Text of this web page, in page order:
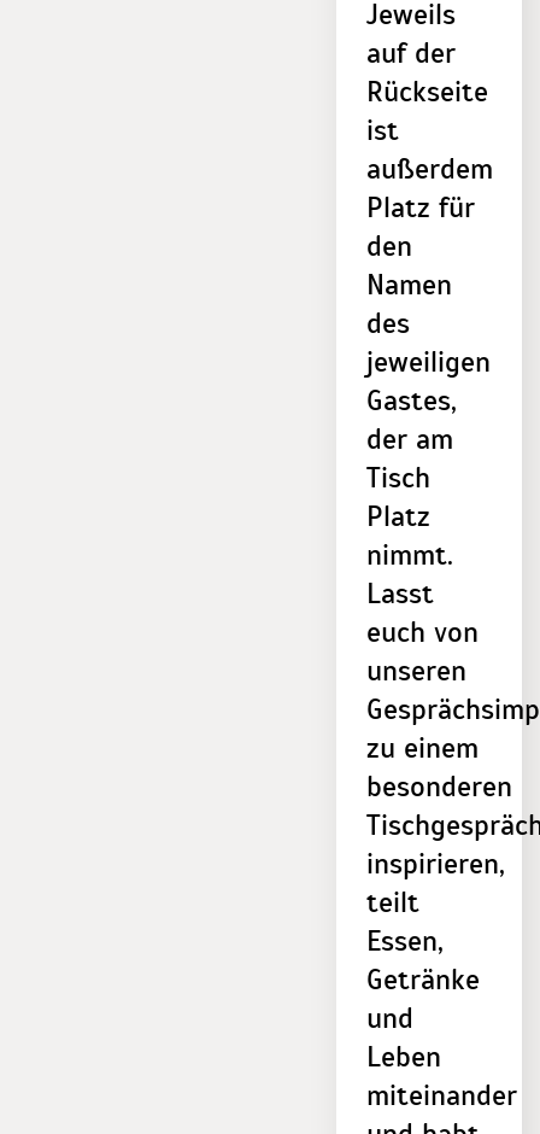
Jeweils
auf der
Rückseite
ist
außerdem
Platz für
den
Namen
des
jeweiligen
Gastes,
der am
Tisch
Platz
nimmt.
Lasst
euch von
unseren
zu einem
besonderen
inspirieren,
teilt
Essen,
Getränke
und
Leben
miteinander